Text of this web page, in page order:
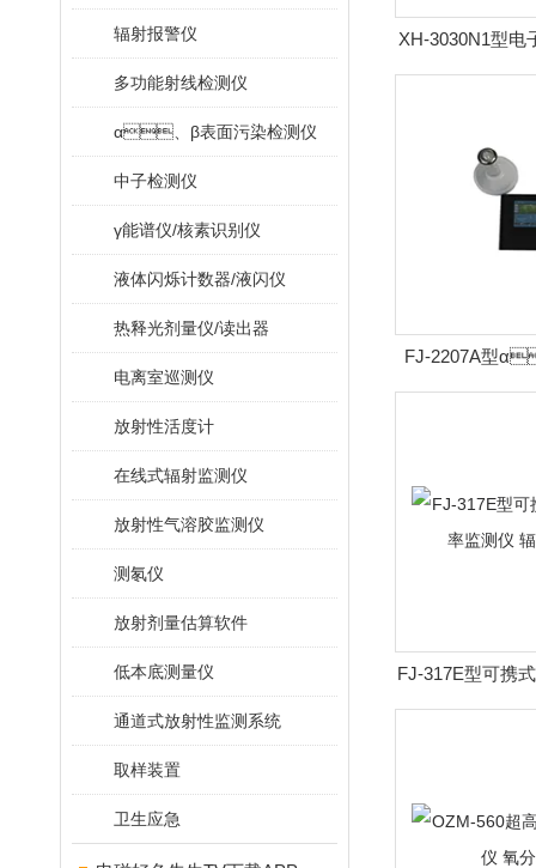
辐射报警仪
多功能射线检测仪
α、β表面污染检测仪
中子检测仪
γ能谱仪/核素识别仪
液体闪烁计数器/液闪仪
热释光剂量仪/读出器
电离室巡测仪
放射性活度计
在线式辐射监测仪
放射性气溶胶监测仪
测氡仪
放射剂量估算软件
低本底测量仪
通道式放射性监测系统
取样装置
卫生应急
XH-3030N1型电
量计 辐
FJ-2207A型
沾污测量仪
FJ-317E型可携
测仪 辐